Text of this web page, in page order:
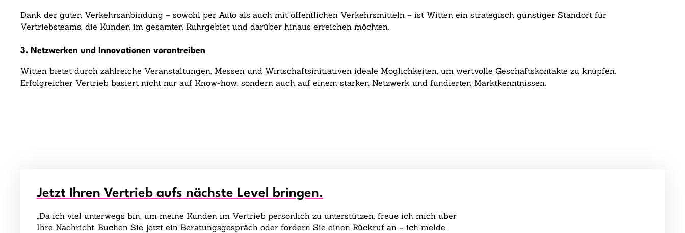
Dank der guten Verkehrsanbindung – sowohl per Auto als auch mit öffentlichen Verkehrsmitteln – ist Witten ein strategisch günstiger Standort für
Vertriebsteams, die Kunden im gesamten Ruhrgebiet und darüber hinaus erreichen möchten.
3. Netzwerken und Innovationen vorantreiben
Witten bietet durch zahlreiche Veranstaltungen, Messen und Wirtschaftsinitiativen ideale Möglichkeiten, um wertvolle Geschäftskontakte zu knüpfen.
Erfolgreicher Vertrieb basiert nicht nur auf Know-how, sondern auch auf einem starken Netzwerk und fundierten Marktkenntnissen.
Jetzt Ihren Vertrieb aufs nächste Level bringen.
„Da ich viel unterwegs bin, um meine Kunden im Vertrieb persönlich zu unterstützen, freue ich mich über
Ihre Nachricht. Buchen Sie jetzt ein Beratungsgespräch oder fordern Sie einen Rückruf an – ich melde